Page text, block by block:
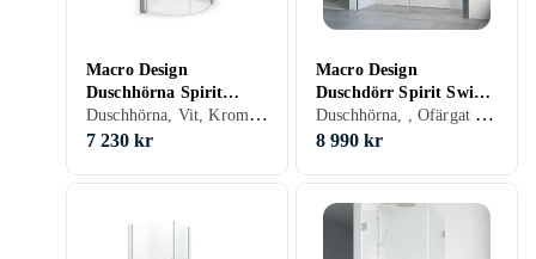
Macro Design
Duschhörna Spirit
Rund 90x100
Duschhörna, Vit, Krom, Aluminium, Ofärgat (klart glas), Grå/Rök/Tonat, 90 - 100 cm
7 230 kr
Macro Design
Duschdörr Spirit Swing
Nisch 80x90
Duschhörna, , Ofärgat (klart glas), 80 cm
8 990 kr